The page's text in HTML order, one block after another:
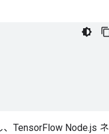
TensorFlow Node.js ネ